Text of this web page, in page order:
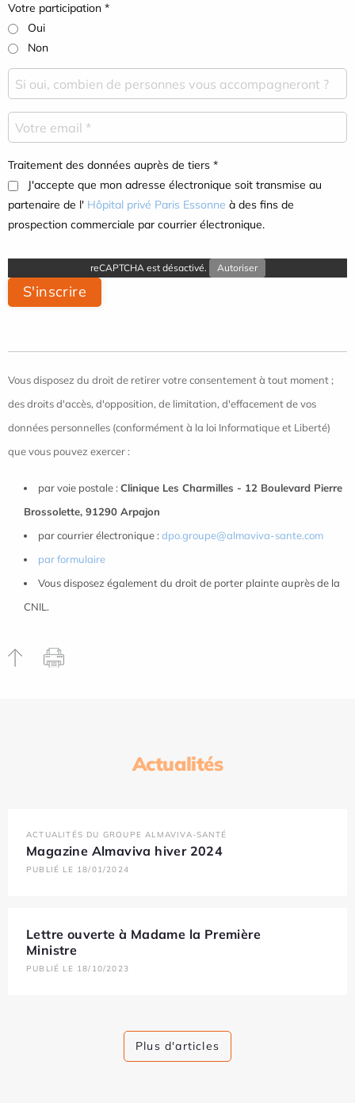
Votre participation *
Oui
Non
Traitement des données auprès de tiers *
J'accepte que mon adresse électronique soit transmise au
partenaire de l' Hôpital privé Paris Essonne à des fins de
prospection commerciale par courrier électronique.
reCAPTCHA est désactivé. Autoriser
S'inscrire
Vous disposez du droit de retirer votre consentement à tout moment ;
des droits d'accès, d'opposition, de limitation, d'effacement de vos
données personnelles (conformément à la loi Informatique et Liberté)
que vous pouvez exercer :
par voie postale : Clinique Les Charmilles - 12 Boulevard Pierre
Brossolette, 91290 Arpajon
par courrier électronique : dpo.groupe@almaviva-sante.com
par formulaire
Vous disposez également du droit de porter plainte auprès de la
CNIL.
Actualités
ACTUALITÉS DU GROUPE ALMAVIVA-SANTÉ
Magazine Almaviva hiver 2024
PUBLIÉ LE 18/01/2024
Lettre ouverte à Madame la Première
Ministre
PUBLIÉ LE 18/10/2023
Plus d'articles